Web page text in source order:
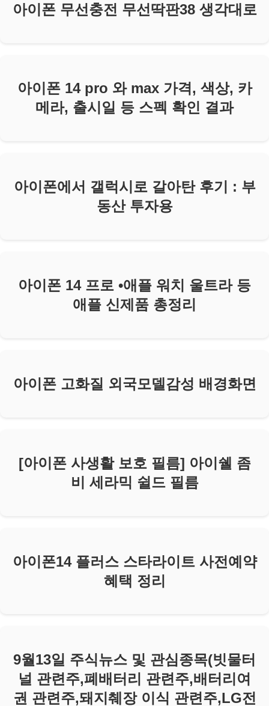
아이폰 무선충전 무선딱판38 생각대로
아이폰 14 pro 와 max 가격, 색상, 카
메라, 출시일 등 스펙 확인 결과
아이폰에서 갤럭시로 갈아탄 후기 : 부
동산 투자용
아이폰 14 프로 •애플 워치 울트라 등
애플 신제품 총정리
아이폰 고화질 외국모델감성 배경화면
[아이폰 사생활 보호 필름] 아이쉘 좀
비 세라믹 쉴드 필름
아이폰14 플러스 스타라이트 사전예약
혜택 정리
9월13일 주식뉴스 및 관심종목(빗물터
널 관련주,폐배터리 관련주,배터리여
권 관련주,돼지췌장 이식 관련주,LG전